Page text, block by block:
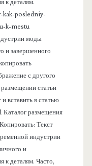
к деталям.
kak-posledniy-
k-mestu
моды
и завершенного
с другого
статьи
вставить в статью
Каталог размещения
Текст
индустрии
и
к деталям. Часто,